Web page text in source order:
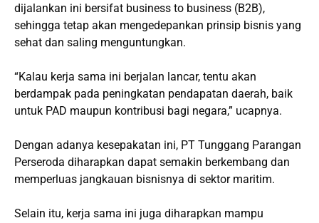
dijalankan ini bersifat business to business (B2B),
sehingga tetap akan mengedepankan prinsip bisnis yang
sehat dan saling menguntungkan.
“Kalau kerja sama ini berjalan lancar, tentu akan
berdampak pada peningkatan pendapatan daerah, baik
untuk PAD maupun kontribusi bagi negara,” ucapnya.
Dengan adanya kesepakatan ini, PT Tunggang Parangan
Perseroda diharapkan dapat semakin berkembang dan
memperluas jangkauan bisnisnya di sektor maritim.
Selain itu, kerja sama ini juga diharapkan mampu